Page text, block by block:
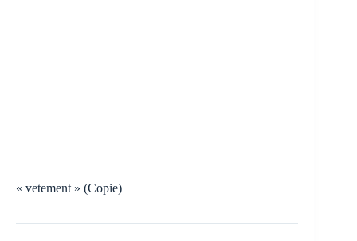
« vetement » (Copie)